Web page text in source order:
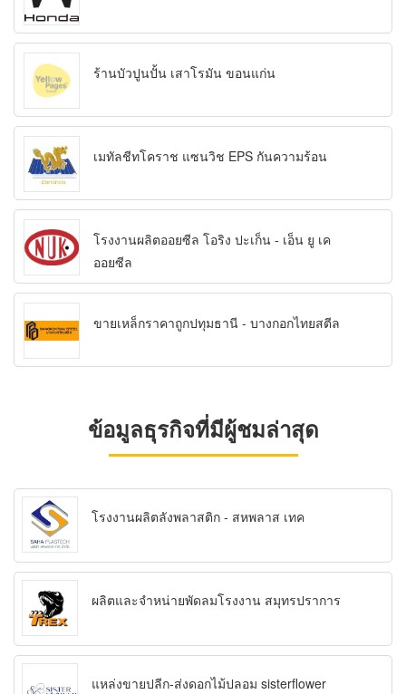
ร้านบัวปูนปั้น เสาโรมัน ขอนแก่น
เมทัลชีทโคราช แซนวิช EPS กันความร้อน
โรงงานผลิตออยซีล โอริง ปะเก็น - เอ็น ยู เค
ออยซีล
ขายเหล็กราคาถูกปทุมธานี - บางกอกไทยสตีล
ข้อมูลธุรกิจที่มีผู้ชมล่าสุด
โรงงานผลิตลังพลาสติก - สหพลาส เทค
ผลิตและจำหน่ายพัดลมโรงงาน สมุทรปราการ
แหล่งขายปลีก-ส่งดอกไม้ปลอม sisterflower